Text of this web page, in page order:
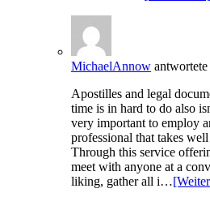
MichaelAnnow antwortete
Apostilles and legal
time is in hard to do also
very important to employ
professional that takes
Through this service
meet with anyone at a
liking, gather all i…